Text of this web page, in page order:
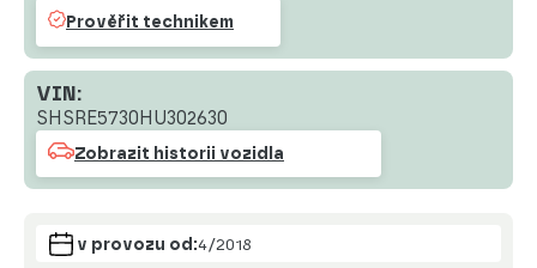
Prověřit technikem
VIN:
SHSRE5730HU302630
Zobrazit historii vozidla
v provozu od:4/2018